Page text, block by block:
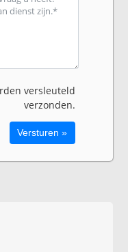
versleuteld
verzonden.